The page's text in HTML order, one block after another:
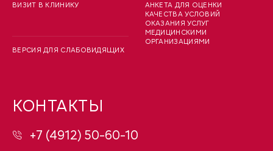
ВИЗИТ В КЛИНИКУ
ВЕРСИЯ ДЛЯ СЛАБОВИДЯЩИХ
АНКЕТА ДЛЯ ОЦЕНКИ
КАЧЕСТВА УСЛОВИЙ
ОКАЗАНИЯ УСЛУГ
МЕДИЦИНСКИМИ
ОРГАНИЗАЦИЯМИ
КОНТАКТЫ
+7 (4912) 50-60-10